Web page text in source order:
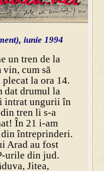
iunie 1994
un tren de la
vin, cum să
la ora 14.
dat drumul la
intrat ungurii în
tren li s-a
În 21 i-am
din întreprinderi.
Arad au fost
urile din jud.
Jitea,